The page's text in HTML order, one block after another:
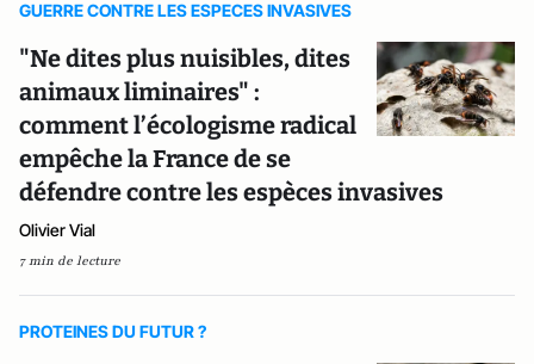
GUERRE CONTRE LES ESPECES INVASIVES
"Ne dites plus nuisibles, dites
animaux liminaires" :
comment l’écologisme radical
empêche la France de se
défendre contre les espèces invasives
Olivier Vial
7 min de lecture
PROTEINES DU FUTUR ?